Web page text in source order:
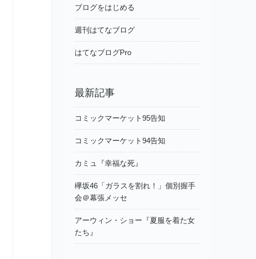
ブログをはじめる
週刊はてなブログ
はてなブログPro
最新記事
コミックマーケット95告知
コミックマーケット94告知
カミュ『幸福な死』
欅坂46「ガラスを割れ！」個別握手
会＠幕張メッセ
アーウィン・ショー『夏服を着た女
たち』